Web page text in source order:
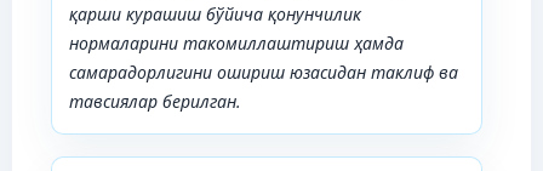
қарши курашиш бўйича қонунчилик
нормаларини такомиллаштириш ҳамда
самарадорлигини ошириш юзасидан таклиф ва
тавсиялар берилган.